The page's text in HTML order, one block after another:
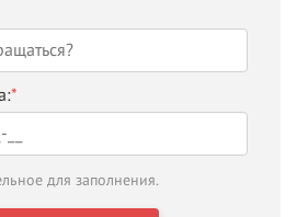
*
для заполнения.